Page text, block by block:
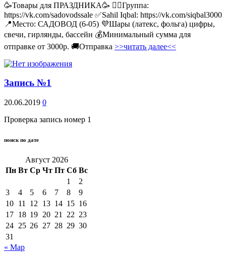
🥳Товары для ПРАЗДНИКА🥳 👉🏻Группа:
https://vk.com/sadovodssale ✅Sahil Iqbal: https://vk.com/siqbal3000
📍Место: САДОВОД (6-05) 💜Шары (латекс, фольга) цифры,
свечи, гирлянды, бассейн 💰Минимальный сумма для
отправке от 3000р. 🚚Отправка >>читать далее<<
Запись №1
20.06.2019 0
Проверка запись номер 1
поиск по дате
Август 2026
Пн Вт Ср Чт Пт Сб Вс
1
2
3
4 5 6 7 8
9
10 11 12 13 14 15 16
17 18 19 20 21 22 23
24 25 26 27 28 29 30
31
« Мар